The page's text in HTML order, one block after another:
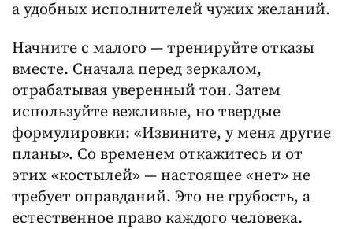
а удобных исполнителей чужих желаний.
Начните с малого — тренируйте отказы
вместе. Сначала перед зеркалом,
отрабатывая уверенный тон. Затем
используйте вежливые, но твердые
формулировки: «Извините, у меня другие
планы». Со временем откажитесь и от
этих «костылей» — настоящее «нет» не
требует оправданий. Это не грубость, а
естественное право каждого человека.